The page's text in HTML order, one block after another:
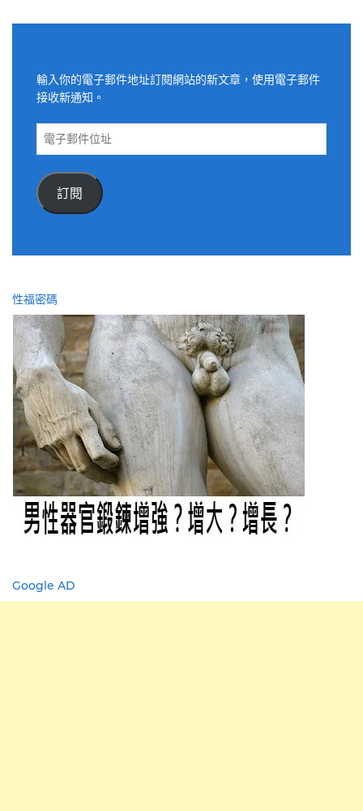
輸入你的電子郵件地址訂閱網站的新文章，使用電子郵件
接收新通知。
電
件
位
訂閱
性福密碼
Google AD